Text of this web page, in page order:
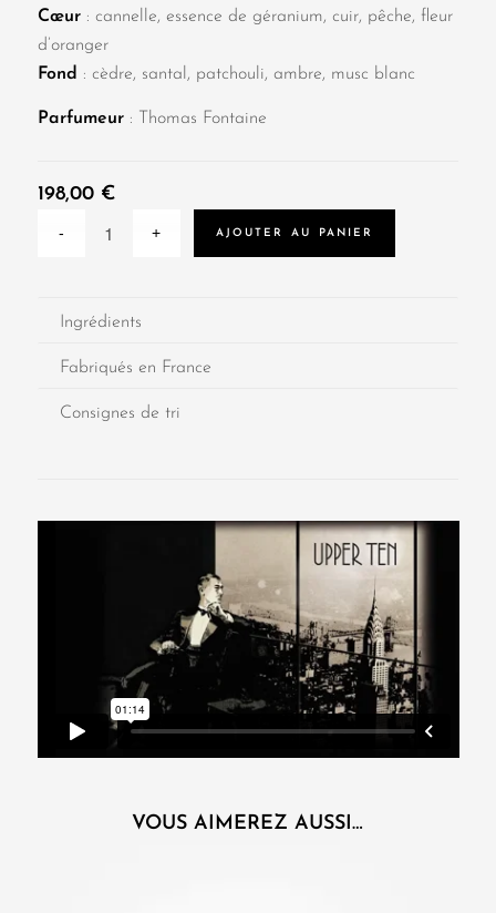
Cœur: cannelle, essence de géranium, cuir, pêche, fleur
d’oranger
Fond : cèdre, santal, patchouli, ambre, musc blanc
Parfumeur: Thomas Fontaine
198,00 €
AJOUTER AU PANIER
Ingrédients
Fabriqués en France
Consignes de tri
VOUS AIMEREZ AUSSI…